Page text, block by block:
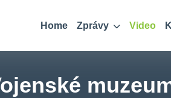
Home Zprávy Video